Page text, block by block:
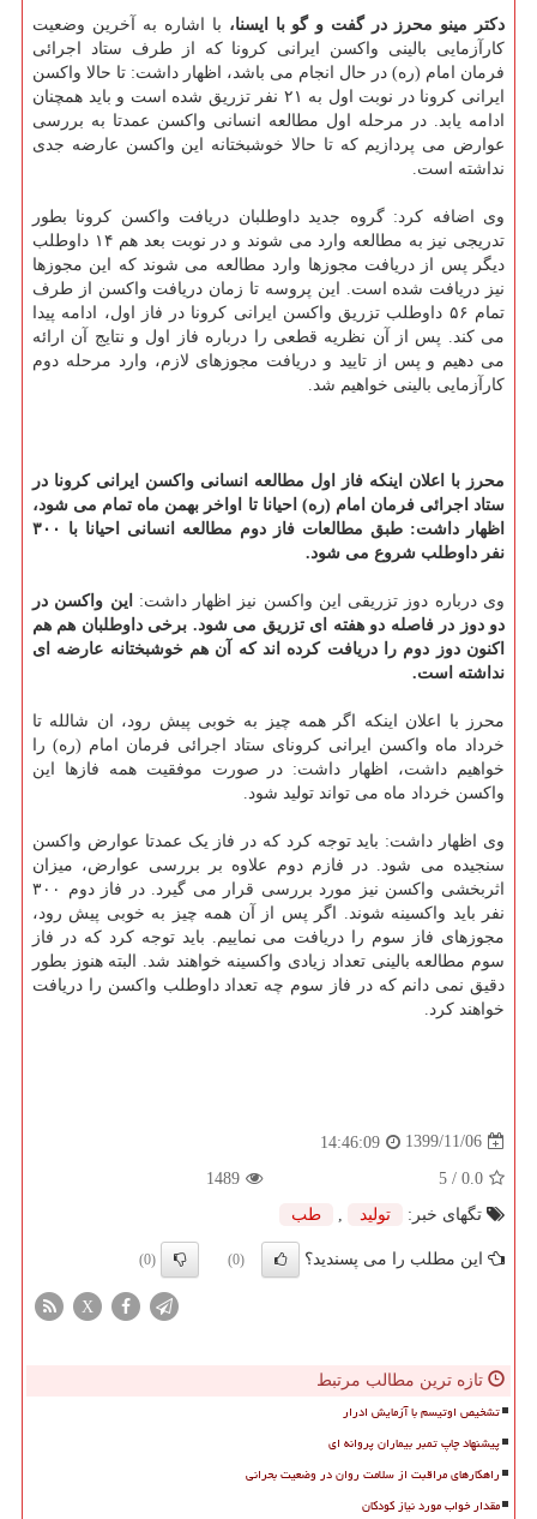
دکتر مینو محرز در گفت و گو با ایسنا، با اشاره به آخرین وضعیت
کارآزمایی بالینی واکسن ایرانی کرونا که از طرف ستاد اجرائی
فرمان امام (ره) در حال انجام می باشد، اظهار داشت: تا حالا واکسن
ایرانی کرونا در نوبت اول به ۲۱ نفر تزریق شده است و باید همچنان
ادامه یابد. در مرحله اول مطالعه انسانی واکسن عمدتا به بررسی
عوارض می پردازیم که تا حالا خوشبختانه این واکسن عارضه جدی
نداشته است.
وی اضافه کرد: گروه جدید داوطلبان دریافت واکسن کرونا بطور
تدریجی نیز به مطالعه وارد می شوند و در نوبت بعد هم ۱۴ داوطلب
دیگر پس از دریافت مجوزها وارد مطالعه می شوند که این مجوزها
نیز دریافت شده است. این پروسه تا زمان دریافت واکسن از طرف
تمام ۵۶ داوطلب تزریق واکسن ایرانی کرونا در فاز اول، ادامه پیدا
می کند. پس از آن نظریه قطعی را درباره فاز اول و نتایج آن ارائه
می دهیم و پس از تایید و دریافت مجوزهای لازم، وارد مرحله دوم
کارآزمایی بالینی خواهیم شد.
محرز با اعلان اینکه فاز اول مطالعه انسانی واکسن ایرانی کرونا در
ستاد اجرائی فرمان امام (ره) احیانا تا اواخر بهمن ماه تمام می شود،
اظهار داشت: طبق مطالعات فاز دوم مطالعه انسانی احیانا با ۳۰۰
نفر داوطلب شروع می شود.
وی درباره دوز تزریقی این واکسن نیز اظهار داشت:
این واکسن در
دو دوز در فاصله دو هفته ای تزریق می شود. برخی داوطلبان هم هم
اکنون دوز دوم را دریافت کرده اند که آن هم خوشبختانه عارضه ای
نداشته است.
محرز با اعلان اینکه اگر همه چیز به خوبی پیش رود، ان شالله تا
خرداد ماه واکسن ایرانی کرونای ستاد اجرائی فرمان امام (ره) را
خواهیم داشت، اظهار داشت: در صورت موفقیت همه فازها این
واکسن خرداد ماه می تواند تولید شود.
وی اظهار داشت: باید توجه کرد که در فاز یک عمدتا عوارض واکسن
سنجیده می شود. در فازم دوم علاوه بر بررسی عوارض، میزان
اثربخشی واکسن نیز مورد بررسی قرار می گیرد. در فاز دوم ۳۰۰
نفر باید واکسینه شوند. اگر پس از آن همه چیز به خوبی پیش رود،
مجوزهای فاز سوم را دریافت می نماییم. باید توجه کرد که در فاز
سوم مطالعه بالینی تعداد زیادی واکسینه خواهند شد. البته هنوز بطور
دقیق نمی دانم که در فاز سوم چه تعداد داوطلب واکسن را دریافت
خواهند کرد.
1399/11/06
14:46:09
0.0
/ 5
1489
تگهای خبر:
تولید طب
این مطلب را می پسندید؟ (0)
(0)
X
تازه ترین مطالب مرتبط
تشخیص اوتیسم با آزمایش ادرار
پیشنهاد چاپ تمبر بیماران پروانه ای
راهکارهای مراقبت از سلامت روان در وضعیت بحرانی
مقدار خواب مورد نیاز کودکان